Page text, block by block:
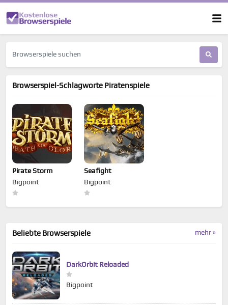
Browserspiel-Schlagworte Piratenspiele
Pirate Storm
Bigpoint
Seafight
Bigpoint
mehr »
Beliebte Browserspiele
DarkOrbit Reloaded
Bigpoint